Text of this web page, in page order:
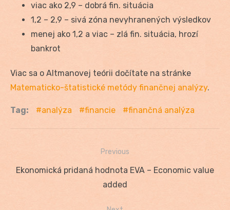
viac ako 2,9 – dobrá fin. situácia
1,2 – 2,9 – sivá zóna nevyhranených výsledkov
menej ako 1,2 a viac – zlá fin. situácia, hrozí
bankrot
Viac sa o Altmanovej teórii dočítate na stránke
Matematicko-štatistické metódy finančnej analýzy.
Tag: analýza financie finančná analýza
Navigácia
Previous
Previous
Ekonomická pridaná hodnota EVA – Economic value
added